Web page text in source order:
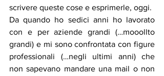
scrivere queste cose e esprimerle, oggi.
Da quando ho sedici anni ho lavorato
con e per aziende grandi (…mooollto
grandi) e mi sono confrontata con figure
professionali (…negli ultimi anni) che
non sapevano mandare una mail o non